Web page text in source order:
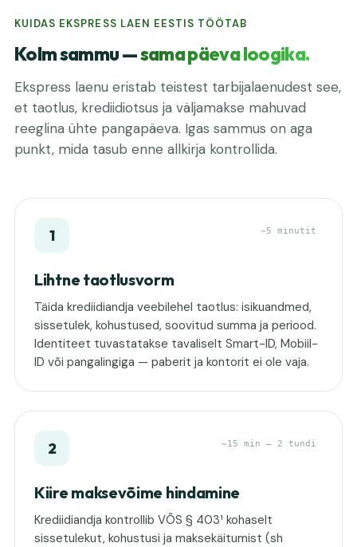
KUIDAS EKSPRESS LAEN EESTIS TÖÖTAB
Kolm sammu —sama päeva loogika.
Ekspress laenu eristab teistest tarbijalaenudest see,
et taotlus, krediidiotsus ja väljamakse mahuvad
reeglina ühte pangapäeva. Igas sammus on aga
punkt, mida tasub enne allkirja kontrollida.
~5 minutit
1
Lihtne taotlusvorm
Täida krediidiandja veebilehel taotlus: isikuandmed,
sissetulek, kohustused, soovitud summa ja periood.
Identiteet tuvastatakse tavaliselt Smart-ID, Mobiil-
ID või pangalingiga — paberit ja kontorit ei ole vaja.
~15 min – 2 tundi
2
Kiire maksevõime hindamine
Krediidiandja kontrollib VÕS § 403¹ kohaselt
sissetulekut, kohustusi ja maksekäitumist (sh